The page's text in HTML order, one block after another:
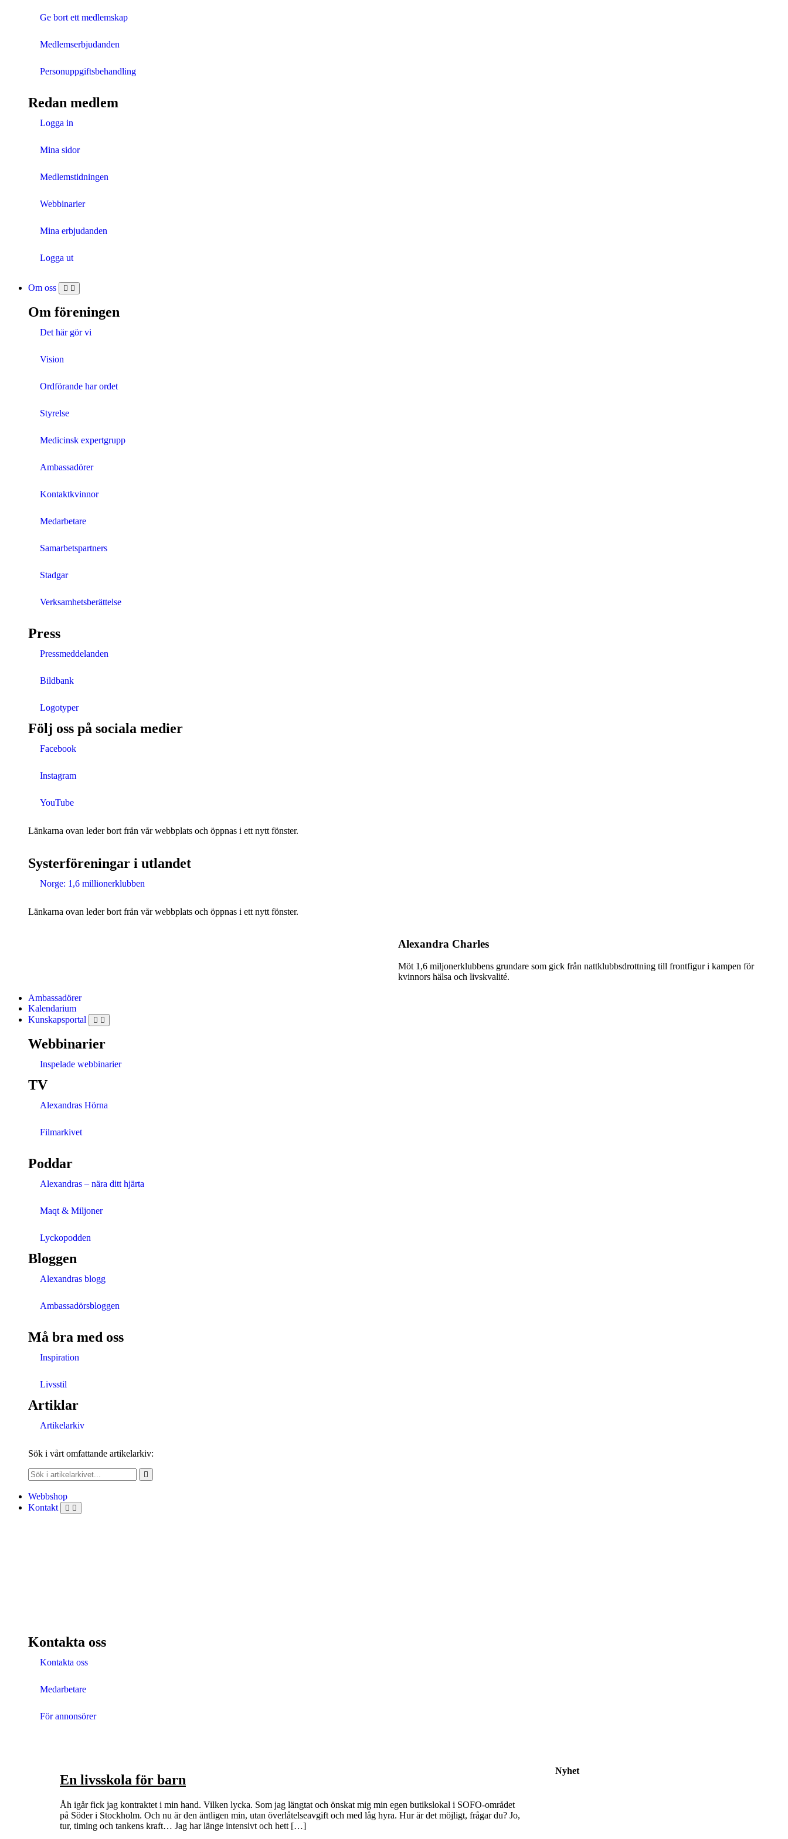
Ge bort ett medlemskap
Medlemserbjudanden
Personuppgiftsbehandling
Redan medlem
Logga in
Mina sidor
Medlemstidningen
Webbinarier
Mina erbjudanden
Logga ut
Om oss
Om föreningen
Det här gör vi
Vision
Ordförande har ordet
Styrelse
Medicinsk expertgrupp
Ambassadörer
Kontaktkvinnor
Medarbetare
Samarbetspartners
Stadgar
Verksamhetsberättelse
Press
Pressmeddelanden
Bildbank
Logotyper
Följ oss på sociala medier
Facebook
Instagram
YouTube
Länkarna ovan leder bort från vår webbplats och öppnas i ett nytt fönster.
Systerföreningar i utlandet
Norge: 1,6 millionerklubben
Länkarna ovan leder bort från vår webbplats och öppnas i ett nytt fönster.
Alexandra Charles
Möt 1,6 miljonerklubbens grundare som gick från nattklubbsdrottning till frontfigur i kampen för
kvinnors hälsa och livskvalité.
Ambassadörer
Kalendarium
Kunskapsportal
Webbinarier
Inspelade webbinarier
TV
Alexandras Hörna
Filmarkivet
Poddar
Alexandras – nära ditt hjärta
Maqt & Miljoner
Lyckopodden
Bloggen
Alexandras blogg
Ambassadörsbloggen
Må bra med oss
Inspiration
Livsstil
Artiklar
Artikelarkiv
Sök i vårt omfattande artikelarkiv:
Webbshop
Kontakt
Kontakta oss
Kontakta oss
Medarbetare
För annonsörer
En livsskola för barn
Åh igår fick jag kontraktet i min hand. Vilken lycka. Som jag längtat och önskat mig min egen butikslokal i SOFO-området
på Söder i Stockholm. Och nu är den äntligen min, utan överlåtelseavgift och med låg hyra. Hur är det möjligt, frågar du? Jo,
tur, timing och tankens kraft… Jag har länge intensivt och hett […]
Nyhet